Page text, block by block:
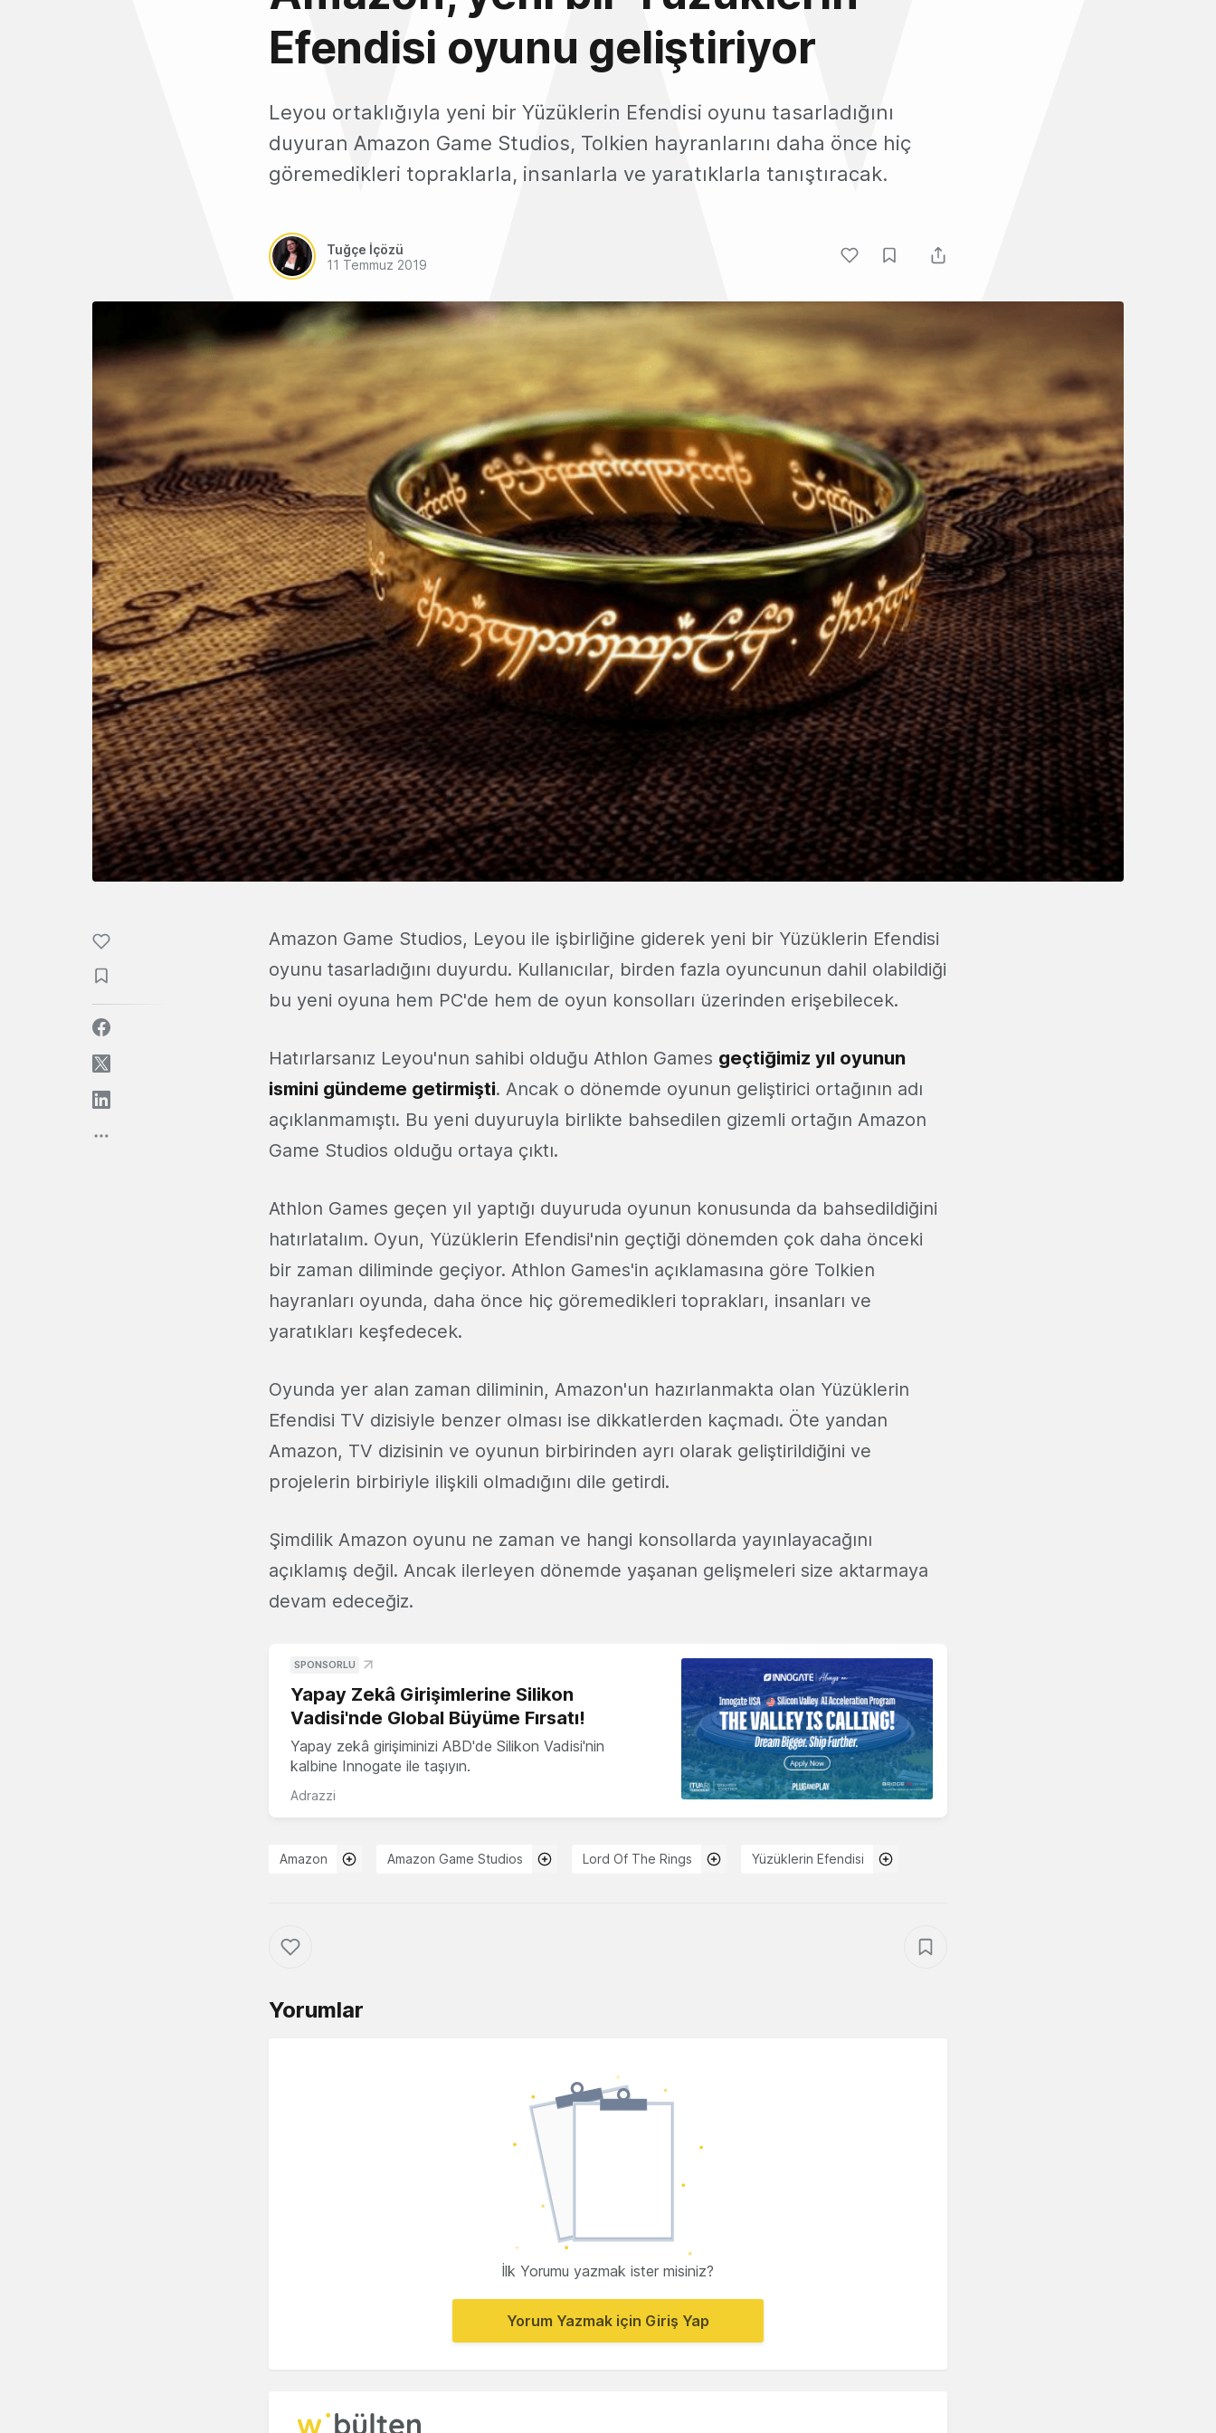
Efendisi oyunu geliştiriyor
Leyou ortaklığıyla yeni bir Yüzüklerin Efendisi oyunu tasarladığını
duyuran Amazon Game Studios, Tolkien hayranlarını daha önce hiç
göremedikleri topraklarla, insanlarla ve yaratıklarla tanıştıracak.
Tuğçe İçözü
11 Temmuz 2019
Amazon Game Studios, Leyou ile işbirliğine giderek yeni bir Yüzüklerin Efendisi
oyunu tasarladığını duyurdu. Kullanıcılar, birden fazla oyuncunun dahil olabildiği
bu yeni oyuna hem PC'de hem de oyun konsolları üzerinden erişebilecek.
Hatırlarsanız Leyou'nun sahibi olduğu Athlon Games geçtiğimiz yıl oyunun
ismini gündeme getirmişti. Ancak o dönemde oyunun geliştirici ortağının adı
açıklanmamıştı. Bu yeni duyuruyla birlikte bahsedilen gizemli ortağın Amazon
Game Studios olduğu ortaya çıktı.
Athlon Games geçen yıl yaptığı duyuruda oyunun konusunda da bahsedildiğini
hatırlatalım. Oyun, Yüzüklerin Efendisi'nin geçtiği dönemden çok daha önceki
bir zaman diliminde geçiyor. Athlon Games'in açıklamasına göre Tolkien
hayranları oyunda, daha önce hiç göremedikleri toprakları, insanları ve
yaratıkları keşfedecek.
Oyunda yer alan zaman diliminin, Amazon'un hazırlanmakta olan Yüzüklerin
Efendisi TV dizisiyle benzer olması ise dikkatlerden kaçmadı. Öte yandan
Amazon, TV dizisinin ve oyunun birbirinden ayrı olarak geliştirildiğini ve
projelerin birbiriyle ilişkili olmadığını dile getirdi.
Şimdilik Amazon oyunu ne zaman ve hangi konsollarda yayınlayacağını
açıklamış değil. Ancak ilerleyen dönemde yaşanan gelişmeleri size aktarmaya
devam edeceğiz.
SPONSORLU
Yapay Zekâ Girişimlerine Silikon
Vadisi'nde Global Büyüme Fırsatı!
Yapay zekâ girişiminizi ABD'de Silikon Vadisi'nin
kalbine Innogate ile taşıyın.
Adrazzi
Amazon Amazon Game Studios Lord Of The Rings Yüzüklerin Efendisi
Yorumlar
İlk Yorumu yazmak ister misiniz?
Yorum Yazmak için Giriş Yap